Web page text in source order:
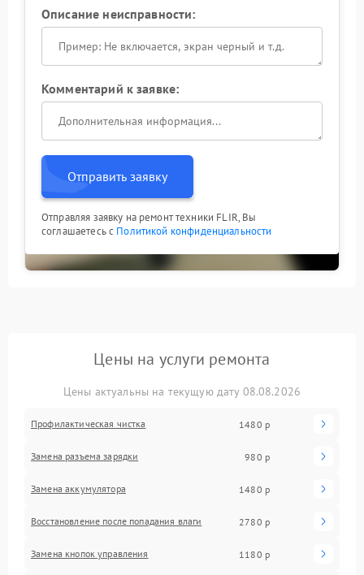
Описание неисправности:
Комментарий к заявке:
Отправить заявку
Отправляя заявку на ремонт техники FLIR, Вы
соглашаетесь с Политикой конфиденциальности
Цены на услуги ремонта
Цены актуальны на текущую дату 08.08.2026
Профилактическая чистка 1480 р
Замена разъема зарядки 980 р
Замена аккумулятора 1480 р
Восстановление после попадания влаги 2780 р
Замена кнопок управления 1180 р